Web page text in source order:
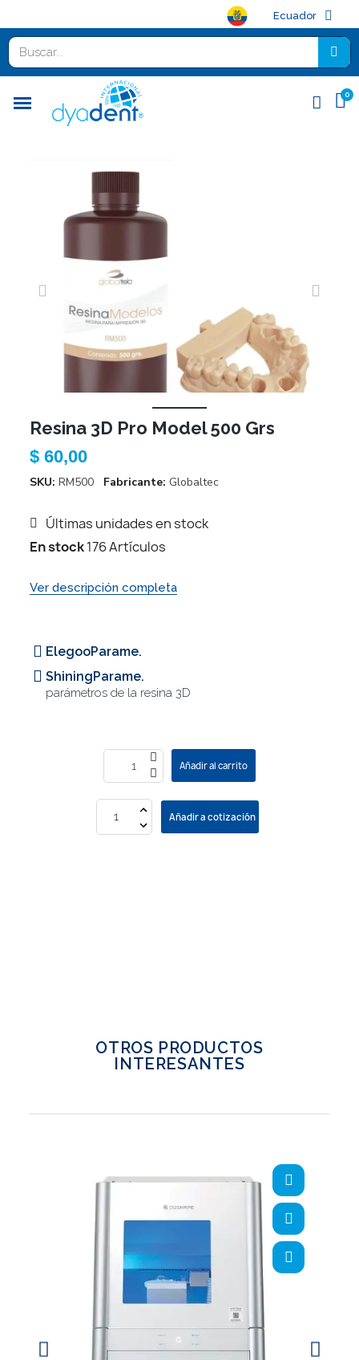
Ecuador
Resina 3D Pro Model 500 Grs
SKU RM500 Fabricante Globaltec
$ 60,00
Últimas unidades en stock
En stock176 Artículos
Ver descripción completa
ElegooParame.
ShiningParame.
parámetros de la resina 3D
Añadir al carrito
Añadir a cotización
OTROS PRODUCTOS
INTERESANTES